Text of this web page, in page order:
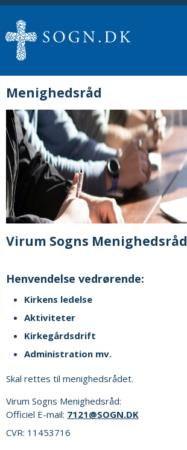
Menighedsråd
Virum Sogns Menighedsråd
Henvendelse vedrørende:
Kirkens ledelse
Aktiviteter
Kirkegårdsdrift
Administration mv.
Skal rettes til menighedsrådet.
Virum Sogns Menighedsråd:
Officiel E-mail: 7121@SOGN.DK
CVR: 11453716